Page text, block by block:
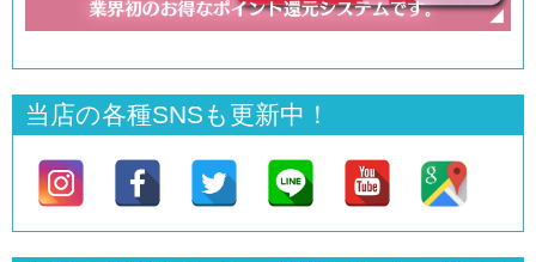
当店の各種SNSも更新中！